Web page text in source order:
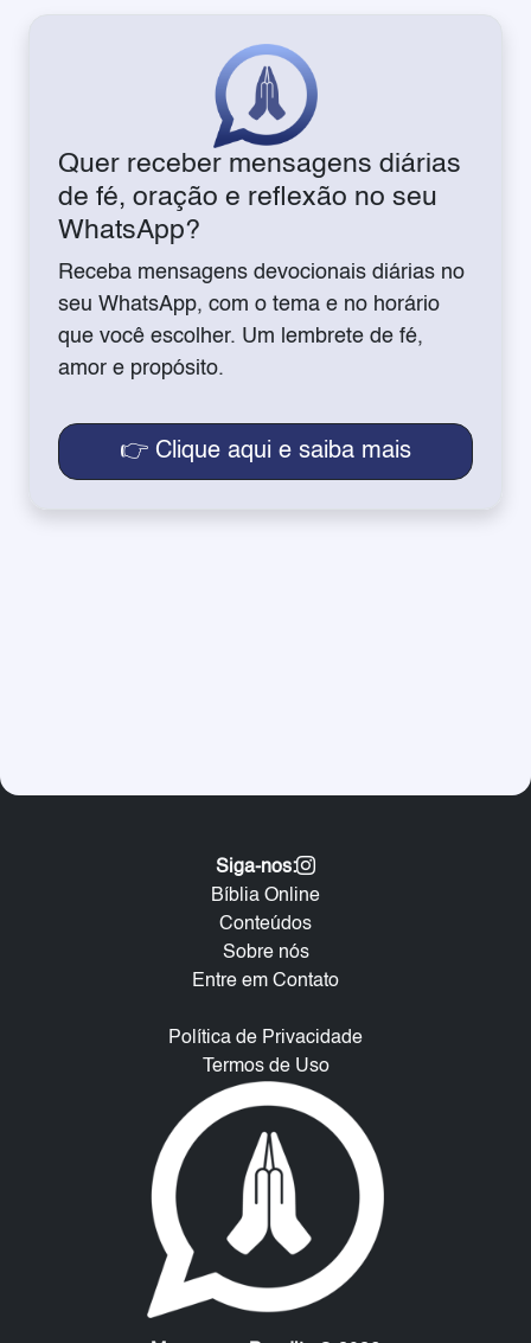
Quer receber mensagens diárias
de fé, oração e reflexão no seu
WhatsApp?
Receba mensagens devocionais diárias no
seu WhatsApp, com o tema e no horário
que você escolher. Um lembrete de fé,
amor e propósito.
👉 Clique aqui e saiba mais
Bíblia Online
Conteúdos
Sobre nós
Entre em Contato
Política de Privacidade
Termos de Uso
Siga-nos: